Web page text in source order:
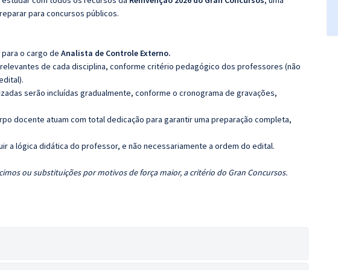
para concursos públicos.
o cargo de Analista de Controle Externo.
de cada disciplina, conforme critério pedagógico dos professores (não
serão incluídas gradualmente, conforme o cronograma de gravações,
docente atuam com total dedicação para garantir uma preparação completa,
a lógica didática do professor, e não necessariamente a ordem do edital.
ou substituições por motivos de força maior, a critério do Gran Concursos.